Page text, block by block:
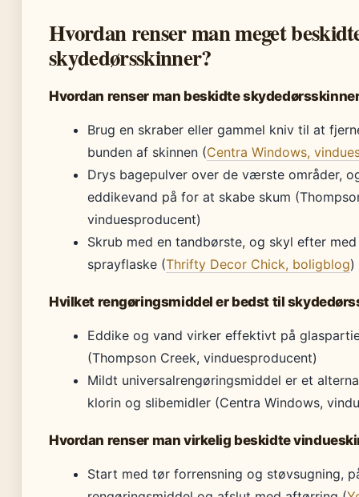
Hvordan renser man meget
skydedørsskinner?
Hvordan renser man beskidte
Brug en skraber eller gammel kniv til at
bunden af skinnen (Centra Windows,
Drys bagepulver over de værste områder,
eddikevand på for at skabe skum
vinduesproducent)
Skrub med en tandbørste, og skyl efter
sprayflaske (Thrifty Decor Chick, boligblog)
Hvilket rengøringsmiddel er bedst til
Eddike og vand virker effektivt på
(Thompson Creek, vinduesproducent)
Mildt universalrengøringsmiddel er et
klorin og slibemidler (Centra Windows,
Hvordan renser man virkelig beskidte
Start med tør forrensning og støvsugning,